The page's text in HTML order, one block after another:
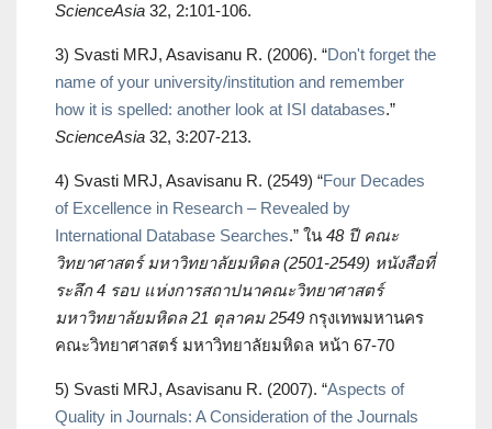
ScienceAsia 32, 2:101-106.
3) Svasti MRJ, Asavisanu R. (2006). “Don't forget the
name of your university/institution and remember
how it is spelled: another look at ISI databases.”
ScienceAsia 32, 3:207-213.
4) Svasti MRJ, Asavisanu R. (2549) “Four Decades
of Excellence in Research – Revealed by
International Database Searches.” ใน 48 ปี คณะ
วิทยาศาสตร์ มหาวิทยาลัยมหิดล (2501-2549) หนังสือที่
ระลึก 4 รอบ แห่งการสถาปนาคณะวิทยาศาสตร์
มหาวิทยาลัยมหิดล 21 ตุลาคม 2549 กรุงเทพมหานคร
คณะวิทยาศาสตร์ มหาวิทยาลัยมหิดล หน้า 67-70
5) Svasti MRJ, Asavisanu R. (2007). “Aspects of
Quality in Journals: A Consideration of the Journals